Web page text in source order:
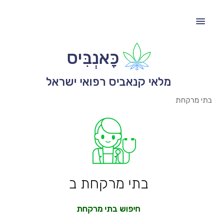
כָּאנְבִּיס
מלאי קנאביס רפואי ישראל
בתי מרקחת
בתי מרקחת ב
חיפוש בתי מרקחת